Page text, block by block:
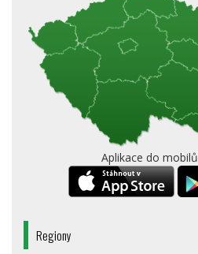
Aplikace do mobilů
Regiony